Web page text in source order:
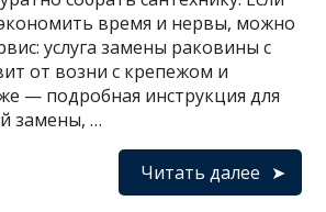
время и нервы, можно
услуга замены раковины с
от возни с крепежом и
— подробная инструкция для
замены, …
Читать далее